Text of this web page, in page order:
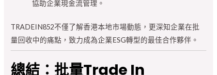
協助企業現金流管理。
TRADEIN852不僅了解香港本地市場動態，更深知企業在批
量回收中的痛點，致力成為企業ESG轉型的最佳合作夥伴。
總結：批量Trade In